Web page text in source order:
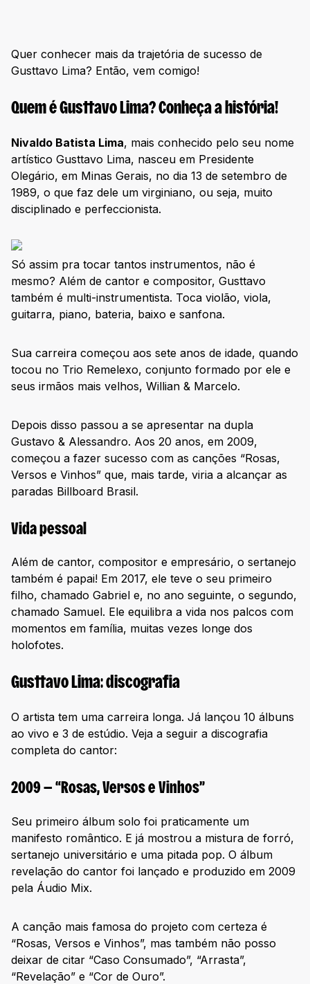
Gusttavo Lima, Bruno & Denner – Vingadora
Turnê 2025: menos é mais
Pra fechar com chave de ouro
Quer conhecer mais da trajetória de sucesso de
Gusttavo Lima? Então, vem comigo!
Quem é Gusttavo Lima? Conheça a história!
Nivaldo Batista Lima, mais conhecido pelo seu nome
artístico Gusttavo Lima, nasceu em Presidente
Olegário, em Minas Gerais, no dia 13 de setembro de
1989, o que faz dele um virginiano, ou seja, muito
disciplinado e perfeccionista.
Só assim pra tocar tantos instrumentos, não é
mesmo? Além de cantor e compositor, Gusttavo
também é multi-instrumentista. Toca violão, viola,
guitarra, piano, bateria, baixo e sanfona.
Sua carreira começou aos sete anos de idade, quando
tocou no Trio Remelexo, conjunto formado por ele e
seus irmãos mais velhos, Willian & Marcelo.
Depois disso passou a se apresentar na dupla
Gustavo & Alessandro. Aos 20 anos, em 2009,
começou a fazer sucesso com as canções “Rosas,
Versos e Vinhos” que, mais tarde, viria a alcançar as
paradas Billboard Brasil.
Vida pessoal
Além de cantor, compositor e empresário, o sertanejo
também é papai! Em 2017, ele teve o seu primeiro
filho, chamado Gabriel e, no ano seguinte, o segundo,
chamado Samuel. Ele equilibra a vida nos palcos com
momentos em família, muitas vezes longe dos
holofotes.
Gusttavo Lima: discografia
O artista tem uma carreira longa. Já lançou 10 álbuns
ao vivo e 3 de estúdio. Veja a seguir a discografia
completa do cantor:
2009 — “Rosas, Versos e Vinhos”
Seu primeiro álbum solo foi praticamente um
manifesto romântico. E já mostrou a mistura de forró,
sertanejo universitário e uma pitada pop. O álbum
revelação do cantor foi lançado e produzido em 2009
pela Áudio Mix.
A canção mais famosa do projeto com certeza é
“Rosas, Versos e Vinhos”, mas também não posso
deixar de citar “Caso Consumado”, “Arrasta”,
“Revelação” e “Cor de Ouro”.